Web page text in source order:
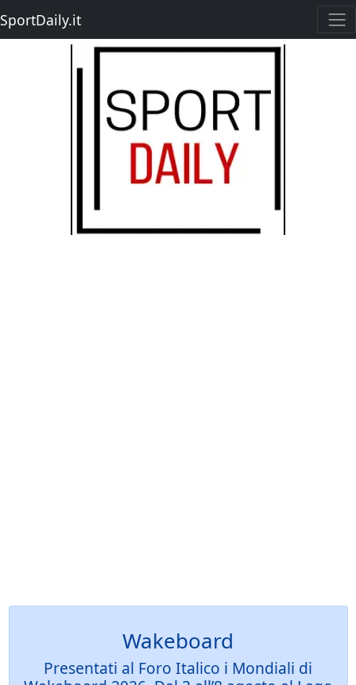
SportDaily.it
Wakeboard
Presentati al Foro Italico i Mondiali di